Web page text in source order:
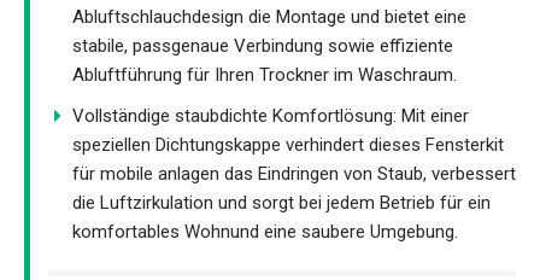
Abluftschlauchdesign die Montage und bietet eine
stabile, passgenaue Verbindung sowie effiziente
Abluftführung für Ihren Trockner im Waschraum.
Vollständige staubdichte Komfortlösung: Mit einer
speziellen Dichtungskappe verhindert dieses Fensterkit
für mobile anlagen das Eindringen von Staub, verbessert
die Luftzirkulation und sorgt bei jedem Betrieb für ein
komfortables Wohnund eine saubere Umgebung.